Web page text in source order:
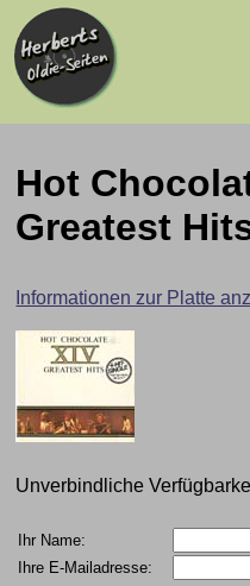
Hot
Greatest
Informationen zur Platte
Unverbindliche
Ihr Name:
Ihre E-Mailadresse: